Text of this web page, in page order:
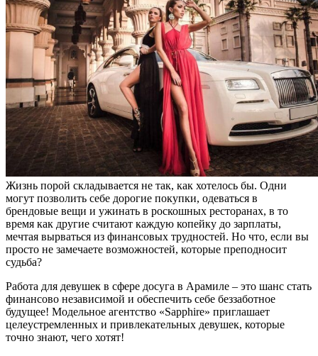
Жизнь порой складывается не так, как хотелось бы. Одни
могут позволить себе дорогие покупки, одеваться в
брендовые вещи и ужинать в роскошных ресторанах, в то
время как другие считают каждую копейку до зарплаты,
мечтая вырваться из финансовых трудностей. Но что, если вы
просто не замечаете возможностей, которые преподносит
судьба?
Работа для девушек в сфере досуга в Арамиле – это шанс стать
финансово независимой и обеспечить себе беззаботное
будущее! Модельное агентство «Sapphire» приглашает
целеустремленных и привлекательных девушек, которые
точно знают, чего хотят!